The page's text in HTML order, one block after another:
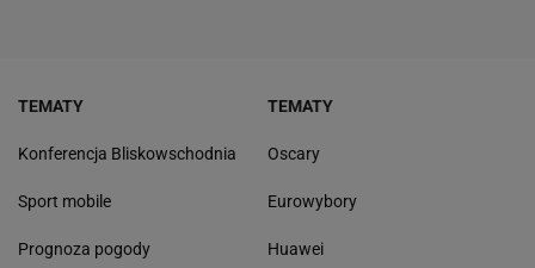
TEMATY
Konferencja Bliskowschodnia
Sport mobile
Prognoza pogody
TEMATY
Oscary
Eurowybory
Huawei